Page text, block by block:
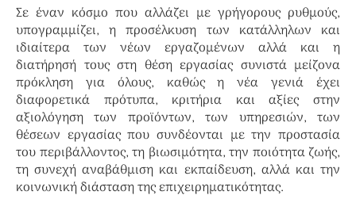
Σε έναν κόσμο που αλλάζει με γρήγορους ρυθμούς,
υπογραμμίζει, η προσέλκυση των κατάλληλων και
ιδιαίτερα των νέων εργαζομένων αλλά και η
διατήρησή τους στη θέση εργασίας συνιστά μείζονα
πρόκληση για όλους, καθώς η νέα γενιά έχει
διαφορετικά πρότυπα, κριτήρια και αξίες στην
αξιολόγηση των προϊόντων, των υπηρεσιών, των
θέσεων εργασίας που συνδέονται με την προστασία
του περιβάλλοντος, τη βιωσιμότητα, την ποιότητα ζωής,
τη συνεχή αναβάθμιση και εκπαίδευση, αλλά και την
κοινωνική διάσταση της επιχειρηματικότητας.